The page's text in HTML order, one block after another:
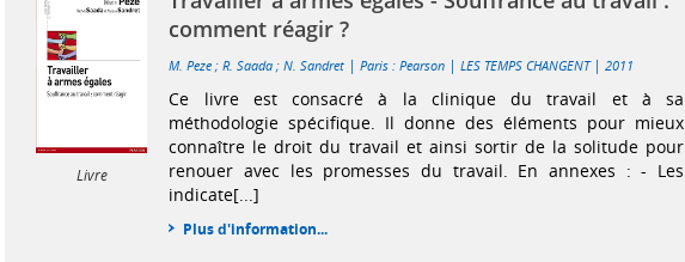
Livre
comment réagir ?
M. Peze ;R. Saada ;N. Sandret |Paris : Pearson |LES TEMPS CHANGENT|2011
Ce livre est consacré à la clinique du travail et à sa
méthodologie spécifique. Il donne des éléments pour mieux
connaître le droit du travail et ainsi sortir de la solitude pour
renouer avec les promesses du travail. En annexes : - Les
indicate[...]
Plus d'information...